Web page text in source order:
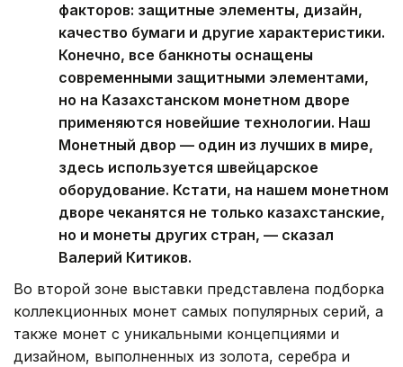
факторов: защитные элементы, дизайн,
качество бумаги и другие характеристики.
Конечно, все банкноты оснащены
современными защитными элементами,
но на Казахстанском монетном дворе
применяются новейшие технологии. Наш
Монетный двор — один из лучших в мире,
здесь используется швейцарское
оборудование. Кстати, на нашем монетном
дворе чеканятся не только казахстанские,
но и монеты других стран, — сказал
Валерий Китиков.
Во второй зоне выставки представлена подборка
коллекционных монет самых популярных серий, а
также монет с уникальными концепциями и
дизайном, выполненных из золота, серебра и